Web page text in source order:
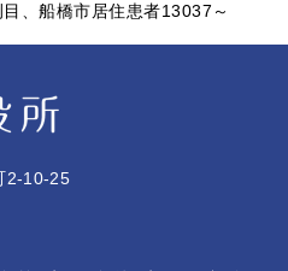
、船橋市居住患者13037～
2-10-25